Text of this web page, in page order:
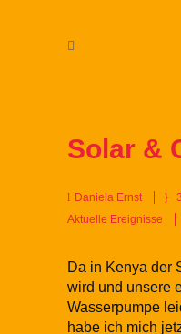
Solar &
Daniela Ernst
Aktuelle Ereignisse
Da in Kenya der
wird und unsere
Wasserpumpe
habe ich mich